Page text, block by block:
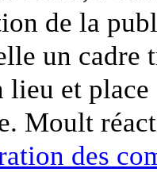
de la
un cadre
lieu et
Moult
des